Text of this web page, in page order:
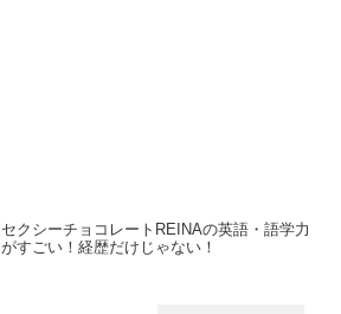
セクシーチョコレートREINAの英語・語学力
がすごい！経歴だけじゃない！